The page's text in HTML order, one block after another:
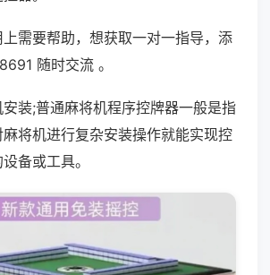
需要帮助，想获取一对一指导，添
随时交流 。
装;普通麻将机程序控牌器一般是指
将机进行复杂安装操作就能实现控
备或工具。